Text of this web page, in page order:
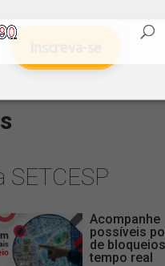
SETCESP
Acompanhe
possíveis
de
tempo real